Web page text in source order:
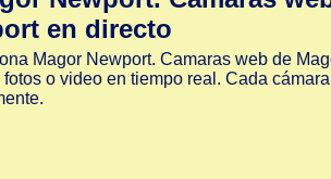
en directo
Magor Newport. Camaras web de
o video en tiempo real. Cada